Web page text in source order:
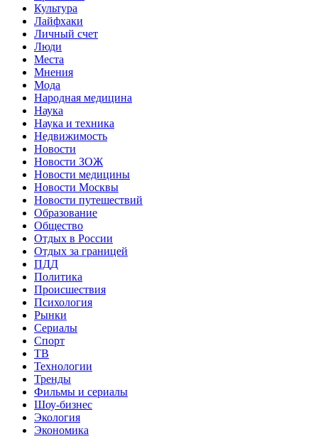
Культура
Лайфхаки
Личный счет
Люди
Места
Мнения
Мода
Народная медицина
Наука
Наука и техника
Недвижимость
Новости
Новости ЗОЖ
Новости медицины
Новости Москвы
Новости путешествий
Образование
Общество
Отдых в России
Отдых за границей
ПДД
Политика
Происшествия
Психология
Рынки
Сериалы
Спорт
ТВ
Технологии
Тренды
Фильмы и сериалы
Шоу-бизнес
Экология
Экономика